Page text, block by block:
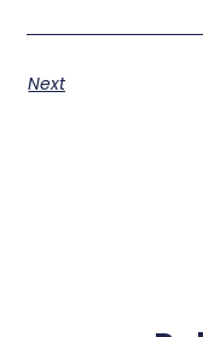
Next